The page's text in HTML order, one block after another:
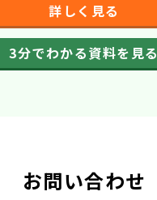
詳しく見る
3分でわかる資料を見る
お問い合わせ